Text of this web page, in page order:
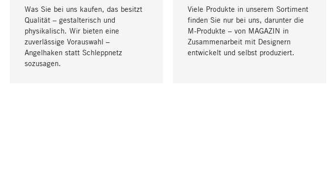
Was Sie bei uns kaufen, das besitzt
Qualität – gestalterisch und
physikalisch. Wir bieten eine
zuverlässige Vorauswahl –
Angelhaken statt Schleppnetz
sozusagen.
Viele Produkte in unserem Sortiment
finden Sie nur bei uns, darunter die
M-Produkte – von MAGAZIN in
Zusammenarbeit mit Designern
entwickelt und selbst produziert.